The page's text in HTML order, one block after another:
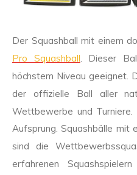
Der Squashball mit einem
Pro Squashball . Dieser
höchstem Niveau geeignet.
der offizielle Ball aller
Wettbewerbe und
Aufsprung. Squashbälle mit
sind die
erfahrenen